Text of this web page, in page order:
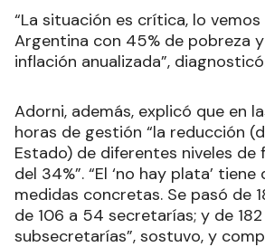
“La situación es crítica, lo
Argentina con 45% de pobreza
inflación anualizada”,
Adorni, además, explicó que en
horas de gestión “la reducción
Estado) de diferentes niveles de
del 34%”. “El ‘no hay plata’
medidas concretas. Se pasó de
de 106 a 54 secretarías; y de
subsecretarías”, sostuvo, y